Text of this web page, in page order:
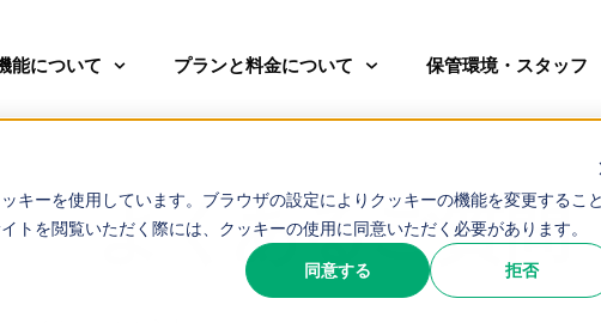
キーを使用しています。ブラウザの設定によりクッキーの機能を変更すること
トを閲覧いただく際には、クッキーの使用に同意いただく必要があります。
同意する 拒否
能について プランと料金について 保管環境・スタッフ
よくあるご質問